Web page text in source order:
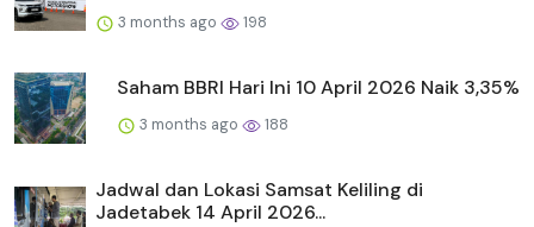
3 months ago 198
Saham BBRI Hari Ini 10 April 2026 Naik 3,35%
3 months ago 188
Jadwal dan Lokasi Samsat Keliling di
Jadetabek 14 April 2026...